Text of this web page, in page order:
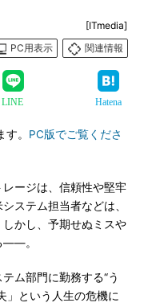
[ITmedia]
PC用表示
関連情報
LINE Hatena
。 PC版でご覧くださ
ージは、信頼性や堅牢
ステム担当者などは、
かし、予期せぬミスや
――。
ム部門に勤務する“う
」という人生の危機に